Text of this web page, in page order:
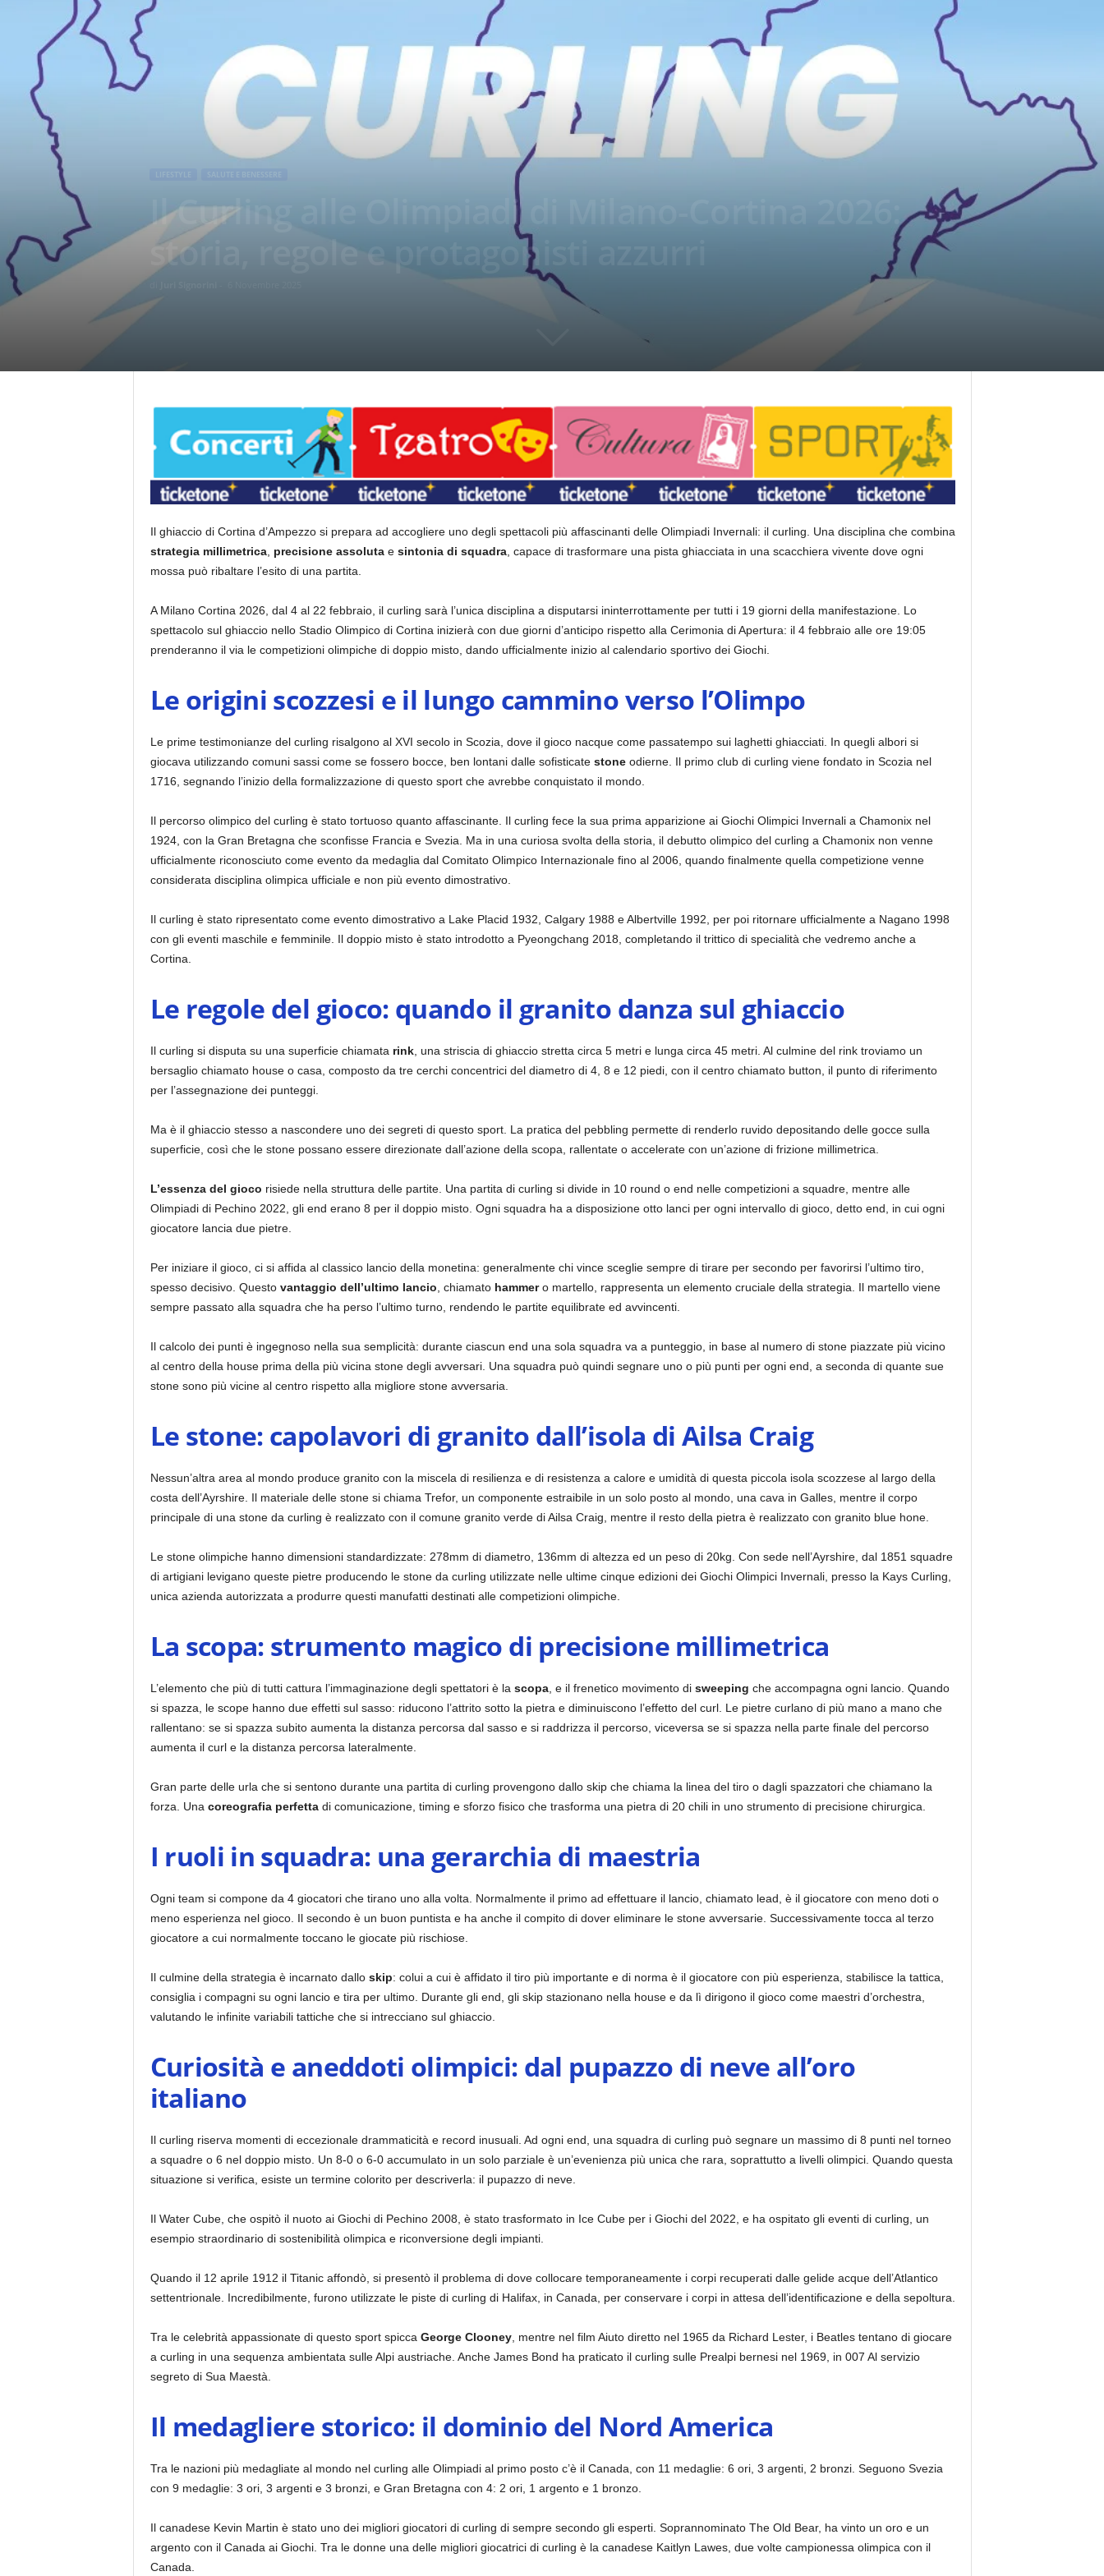
Il Curling alle Olimpiadi di Milano-Cortina 2026:
storia, regole e protagonisti azzurri
Il ghiaccio di Cortina d’Ampezzo si prepara ad accogliere uno degli spettacoli più affascinanti delle Olimpiadi Invernali: il curling. Una disciplina che combina
strategia millimetrica, precisione assolutae sintonia di squadra, capace di trasformare una pista ghiacciata in una scacchiera vivente dove ogni
mossa può ribaltare l’esito di una partita.
A Milano Cortina 2026, dal 4 al 22 febbraio, il curling sarà l’unica disciplina a disputarsi ininterrottamente per tutti i 19 giorni della manifestazione. Lo
spettacolo sul ghiaccio nello Stadio Olimpico di Cortina inizierà con due giorni d’anticipo rispetto alla Cerimonia di Apertura: il 4 febbraio alle ore 19:05
prenderanno il via le competizioni olimpiche di doppio misto, dando ufficialmente inizio al calendario sportivo dei Giochi.
Le origini scozzesi e il lungo cammino verso l’Olimpo
Le prime testimonianze del curling risalgono al XVI secolo in Scozia, dove il gioco nacque come passatempo sui laghetti ghiacciati. In quegli albori si
giocava utilizzando comuni sassi come se fossero bocce, ben lontani dalle sofisticate stoneodierne. Il primo club di curling viene fondato in Scozia nel
1716, segnando l’inizio della formalizzazione di questo sport che avrebbe conquistato il mondo.
Il percorso olimpico del curling è stato tortuoso quanto affascinante. Il curling fece la sua prima apparizione ai Giochi Olimpici Invernali a Chamonix nel
1924, con la Gran Bretagna che sconfisse Francia e Svezia. Ma in una curiosa svolta della storia, il debutto olimpico del curling a Chamonix non venne
ufficialmente riconosciuto come evento da medaglia dal Comitato Olimpico Internazionale fino al 2006, quando finalmente quella competizione venne
considerata disciplina olimpica ufficiale e non più evento dimostrativo.
Il curling è stato ripresentato come evento dimostrativo a Lake Placid 1932, Calgary 1988 e Albertville 1992, per poi ritornare ufficialmente a Nagano 1998
con gli eventi maschile e femminile. Il doppio misto è stato introdotto a Pyeongchang 2018, completando il trittico di specialità che vedremo anche a
Cortina.
Le regole del gioco: quando il granito danza sul ghiaccio
Il curling si disputa su una superficie chiamata rink, una striscia di ghiaccio stretta circa 5 metri e lunga circa 45 metri. Al culmine del rink troviamo un
bersaglio chiamato house o casa, composto da tre cerchi concentrici del diametro di 4, 8 e 12 piedi, con il centro chiamato button, il punto di riferimento
per l’assegnazione dei punteggi.
Ma è il ghiaccio stesso a nascondere uno dei segreti di questo sport. La pratica del pebbling permette di renderlo ruvido depositando delle gocce sulla
superficie, così che le stone possano essere direzionate dall’azione della scopa, rallentate o accelerate con un’azione di frizione millimetrica.
L’essenza del gioco risiede nella struttura delle partite. Una partita di curling si divide in 10 round o end nelle competizioni a squadre, mentre alle
Olimpiadi di Pechino 2022, gli end erano 8 per il doppio misto. Ogni squadra ha a disposizione otto lanci per ogni intervallo di gioco, detto end, in cui ogni
giocatore lancia due pietre.
Per iniziare il gioco, ci si affida al classico lancio della monetina: generalmente chi vince sceglie sempre di tirare per secondo per favorirsi l’ultimo tiro,
spesso decisivo. Questo vantaggio dell’ultimo lancio , chiamato hammero martello, rappresenta un elemento cruciale della strategia. Il martello viene
sempre passato alla squadra che ha perso l’ultimo turno, rendendo le partite equilibrate ed avvincenti.
Il calcolo dei punti è ingegnoso nella sua semplicità: durante ciascun end una sola squadra va a punteggio, in base al numero di stone piazzate più vicino
al centro della house prima della più vicina stone degli avversari. Una squadra può quindi segnare uno o più punti per ogni end, a seconda di quante sue
stone sono più vicine al centro rispetto alla migliore stone avversaria.
Le stone: capolavori di granito dall’isola di Ailsa Craig
Nessun’altra area al mondo produce granito con la miscela di resilienza e di resistenza a calore e umidità di questa piccola isola scozzese al largo della
costa dell’Ayrshire. Il materiale delle stone si chiama Trefor, un componente estraibile in un solo posto al mondo, una cava in Galles, mentre il corpo
principale di una stone da curling è realizzato con il comune granito verde di Ailsa Craig, mentre il resto della pietra è realizzato con granito blue hone.
Le stone olimpiche hanno dimensioni standardizzate: 278mm di diametro, 136mm di altezza ed un peso di 20kg. Con sede nell’Ayrshire, dal 1851 squadre
di artigiani levigano queste pietre producendo le stone da curling utilizzate nelle ultime cinque edizioni dei Giochi Olimpici Invernali, presso la Kays Curling,
unica azienda autorizzata a produrre questi manufatti destinati alle competizioni olimpiche.
La scopa: strumento magico di precisione millimetrica
L’elemento che più di tutti cattura l’immaginazione degli spettatori è la scopa, e il frenetico movimento di sweeping che accompagna ogni lancio. Quando
si spazza, le scope hanno due effetti sul sasso: riducono l’attrito sotto la pietra e diminuiscono l’effetto del curl. Le pietre curlano di più mano a mano che
rallentano: se si spazza subito aumenta la distanza percorsa dal sasso e si raddrizza il percorso, viceversa se si spazza nella parte finale del percorso
aumenta il curl e la distanza percorsa lateralmente.
Gran parte delle urla che si sentono durante una partita di curling provengono dallo skip che chiama la linea del tiro o dagli spazzatori che chiamano la
forza. Una coreografia perfettadi comunicazione, timing e sforzo fisico che trasforma una pietra di 20 chili in uno strumento di precisione chirurgica.
I ruoli in squadra: una gerarchia di maestria
Ogni team si compone da 4 giocatori che tirano uno alla volta. Normalmente il primo ad effettuare il lancio, chiamato lead, è il giocatore con meno doti o
meno esperienza nel gioco. Il secondo è un buon puntista e ha anche il compito di dover eliminare le stone avversarie. Successivamente tocca al terzo
giocatore a cui normalmente toccano le giocate più rischiose.
Il culmine della strategia è incarnato dallo skip: colui a cui è affidato il tiro più importante e di norma è il giocatore con più esperienza, stabilisce la tattica,
consiglia i compagni su ogni lancio e tira per ultimo. Durante gli end, gli skip stazionano nella house e da lì dirigono il gioco come maestri d’orchestra,
valutando le infinite variabili tattiche che si intrecciano sul ghiaccio.
Curiosità e aneddoti olimpici: dal pupazzo di neve all’oro
italiano
Il curling riserva momenti di eccezionale drammaticità e record inusuali. Ad ogni end, una squadra di curling può segnare un massimo di 8 punti nel torneo
a squadre o 6 nel doppio misto. Un 8-0 o 6-0 accumulato in un solo parziale è un’evenienza più unica che rara, soprattutto a livelli olimpici. Quando questa
situazione si verifica, esiste un termine colorito per descriverla: il pupazzo di neve.
Il Water Cube, che ospitò il nuoto ai Giochi di Pechino 2008, è stato trasformato in Ice Cube per i Giochi del 2022, e ha ospitato gli eventi di curling, un
esempio straordinario di sostenibilità olimpica e riconversione degli impianti.
Quando il 12 aprile 1912 il Titanic affondò, si presentò il problema di dove collocare temporaneamente i corpi recuperati dalle gelide acque dell’Atlantico
settentrionale. Incredibilmente, furono utilizzate le piste di curling di Halifax, in Canada, per conservare i corpi in attesa dell’identificazione e della sepoltura.
Tra le celebrità appassionate di questo sport spicca George Clooney, mentre nel film Aiuto diretto nel 1965 da Richard Lester, i Beatles tentano di giocare
a curling in una sequenza ambientata sulle Alpi austriache. Anche James Bond ha praticato il curling sulle Prealpi bernesi nel 1969, in 007 Al servizio
segreto di Sua Maestà.
Il medagliere storico: il dominio del Nord America
Tra le nazioni più medagliate al mondo nel curling alle Olimpiadi al primo posto c’è il Canada, con 11 medaglie: 6 ori, 3 argenti, 2 bronzi. Seguono Svezia
con 9 medaglie: 3 ori, 3 argenti e 3 bronzi, e Gran Bretagna con 4: 2 ori, 1 argento e 1 bronzo.
Il canadese Kevin Martin è stato uno dei migliori giocatori di curling di sempre secondo gli esperti. Soprannominato The Old Bear, ha vinto un oro e un
argento con il Canada ai Giochi. Tra le donne una delle migliori giocatrici di curling è la canadese Kaitlyn Lawes, due volte campionessa olimpica con il
Canada.